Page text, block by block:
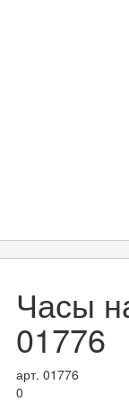
Часы
01776
арт. 01776
0